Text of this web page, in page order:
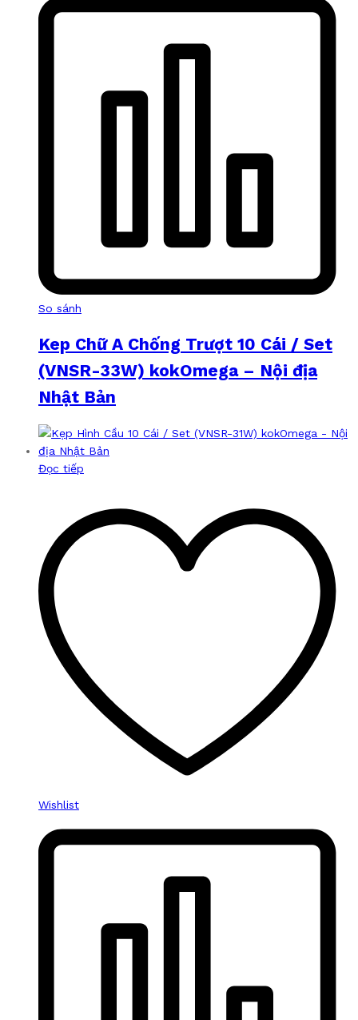
So sánh
Kep Chữ A Chống Trượt 10 Cái / Set
(VNSR-33W) kokOmega – Nội địa
Nhật Bản
Đọc tiếp
Wishlist